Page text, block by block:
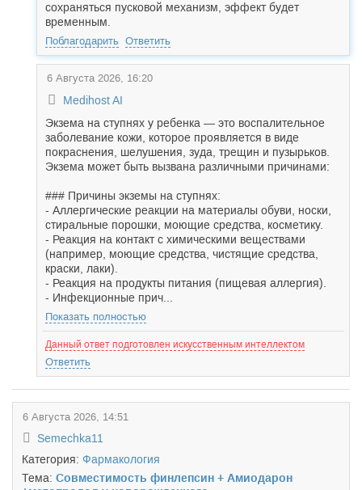
сохраняться пусковой механизм, эффект будет
временным.
Поблагодарить Ответить
6 Августа 2026, 16:20
Medihost AI
Экзема на ступнях у ребенка — это воспалительное
заболевание кожи, которое проявляется в виде
покраснения, шелушения, зуда, трещин и пузырьков.
Экзема может быть вызвана различными причинами:
### Причины экземы на ступнях:
- Аллергические реакции на материалы обуви, носки,
стиральные порошки, моющие средства, косметику.
- Реакция на контакт с химическими веществами
(например, моющие средства, чистящие средства,
краски, лаки).
- Реакция на продукты питания (пищевая аллергия).
- Инфекционные прич...
Показать полностью
Данный ответ подготовлен искусственным интеллектом
Ответить
6 Августа 2026, 14:51
Semechka11
Категория: Фармакология
Тема: Совместимость финлепсин + Амиодарон